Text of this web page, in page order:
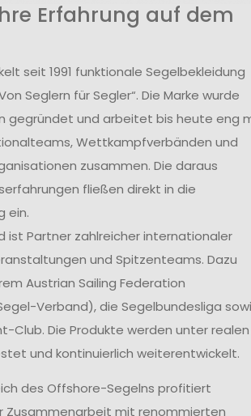
Erfahrung auf dem
seit 1991 funktionale Segelbekleidung
Seglern für Segler“. Die Marke wurde
gegründet und arbeitet bis heute eng
Wettkampfverbänden und
zusammen. Die daraus
fließen direkt in die
ein.
ist Partner zahlreicher internationaler
und Spitzenteams. Dazu
Austrian Sailing Federation
Verband), die Segelbundesliga
Club. Die Produkte werden unter realen
und kontinuierlich weiterentwickelt.
des Offshore-Segelns profitiert
Zusammenarbeit mit renommierten